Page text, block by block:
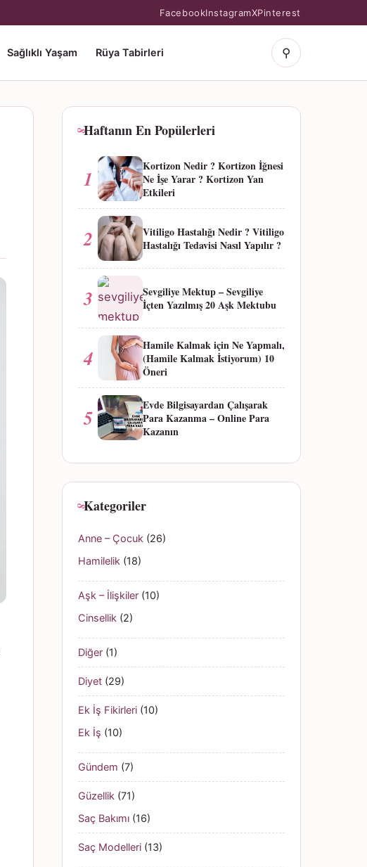
FacebookInstagramXPinterest
Sağlıklı Yaşam Rüya Tabirleri ⚲
Haftanın En Popülerleri
1
Kortizon Nedir ? Kortizon İğnesi
Ne İşe Yarar ? Kortizon Yan
Etkileri
2
Vitiligo Hastalığı Nedir ? Vitiligo
Hastalığı Tedavisi Nasıl Yapılır ?
3
Sevgiliye Mektup – Sevgiliye
İçten Yazılmış 20 Aşk Mektubu
4
Hamile Kalmak için Ne Yapmalı,
(Hamile Kalmak İstiyorum) 10
Öneri
5
Evde Bilgisayardan Çalışarak
Para Kazanma – Online Para
Kazanın
Kategoriler
Anne – Çocuk (26)
Hamilelik (18)
Aşk – İlişkiler (10)
Cinsellik (2)
Diğer (1)
Diyet (29)
Ek İş Fikirleri (10)
Ek İş (10)
Gündem (7)
Güzellik (71)
Saç Bakımı (16)
Saç Modelleri (13)